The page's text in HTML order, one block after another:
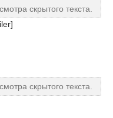
скрытого текста.
скрытого текста.